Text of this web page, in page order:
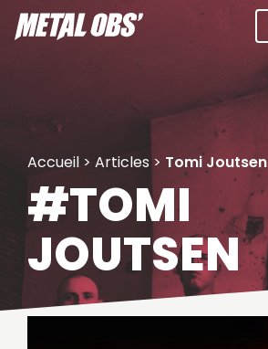
Aller
au
Accueil > Articles > Tomi Joutsen
#TOMI
JOUTSEN